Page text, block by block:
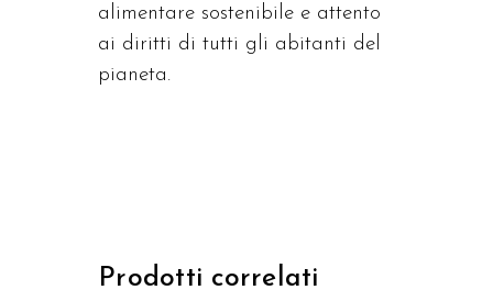
alimentare sostenibile e attento
ai diritti di tutti gli abitanti del
pianeta.
Prodotti correlati